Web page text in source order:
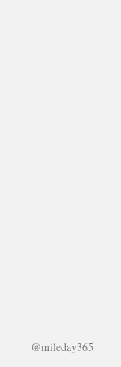
@mileday365